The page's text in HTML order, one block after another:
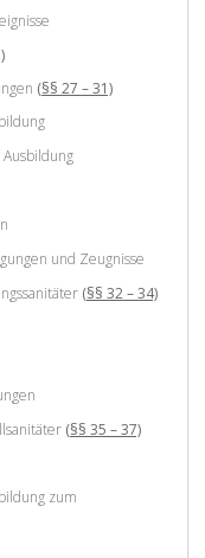
(§§ 27 – 31)
Ausbildung
und Zeugnisse
(§§ 32 – 34)
(§§ 35 – 37)
zum